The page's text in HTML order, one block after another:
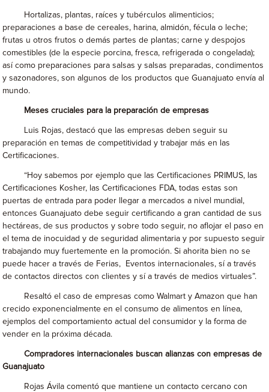
Hortalizas, plantas, raíces y tubérculos alimenticios;
preparaciones a base de cereales, harina, almidón, fécula o leche;
frutas u otros frutos o demás partes de plantas; carne y despojos
comestibles (de la especie porcina, fresca, refrigerada o congelada);
así como preparaciones para salsas y salsas preparadas, condimentos
y sazonadores, son algunos de los productos que Guanajuato envía al
mundo.
Meses cruciales para la preparación de empresas
Luis Rojas, destacó que las empresas deben seguir su
preparación en temas de competitividad y trabajar más en las
Certificaciones.
“Hoy sabemos por ejemplo que las Certificaciones PRIMUS, las
Certificaciones Kosher, las Certificaciones FDA, todas estas son
puertas de entrada para poder llegar a mercados a nivel mundial,
entonces Guanajuato debe seguir certificando a gran cantidad de sus
hectáreas, de sus productos y sobre todo seguir, no aflojar el paso en
el tema de inocuidad y de seguridad alimentaria y por supuesto seguir
trabajando muy fuertemente en la promoción. Si ahorita bien no se
puede hacer a través de Ferias, Eventos internacionales, sí a través
de contactos directos con clientes y sí a través de medios virtuales”.
Resaltó el caso de empresas como Walmart y Amazon que han
crecido exponencialmente en el consumo de alimentos en línea,
ejemplos del comportamiento actual del consumidor y la forma de
vender en la próxima década.
Compradores internacionales buscan alianzas con empresas de
Guanajuato
Rojas Ávila comentó que mantiene un contacto cercano con